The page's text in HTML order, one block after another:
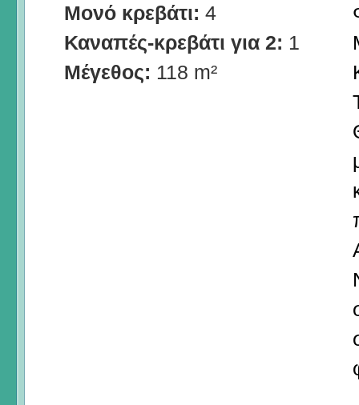
Μονό κρεβάτι: 4
Καναπές-κρεβάτι για 2: 1
Μέγεθος: 118 m²